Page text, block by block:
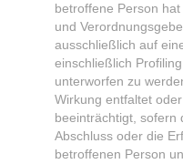
betroffene Person
und
ausschließlich auf
einschließlich
unterworfen zu
Wirkung entfaltet
beeinträchtigt, sofern
Abschluss oder die
betroffenen Person